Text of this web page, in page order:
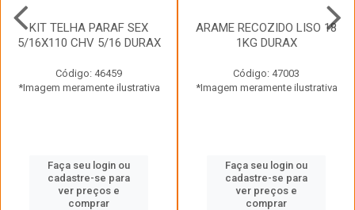
KIT TELHA PARAF SEX
5/16X110 CHV 5/16 DURAX
Código: 46459
*Imagem meramente ilustrativa
Faça seu login ou
cadastre-se para
ver preços e
comprar
ARAME RECOZIDO LISO 18
1KG DURAX
Código: 47003
*Imagem meramente ilustrativa
Faça seu login ou
cadastre-se para
ver preços e
comprar